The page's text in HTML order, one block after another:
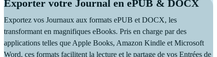
Exporter votre Journal en ePUB & DOCX
Exportez vos Journaux aux formats ePUB et DOCX, les
transformant en magnifiques eBooks. Pris en charge par des
applications telles que Apple Books, Amazon Kindle et Microsoft
Word, ces formats facilitent la lecture et le partage de vos Entrées de